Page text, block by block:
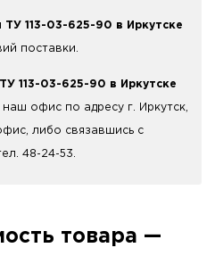
113-03-625-90 в Иркутске
поставки.
113-03-625-90 в Иркутске
офис по адресу г. Иркутск,
либо связавшись с
48-24-53.
товара —